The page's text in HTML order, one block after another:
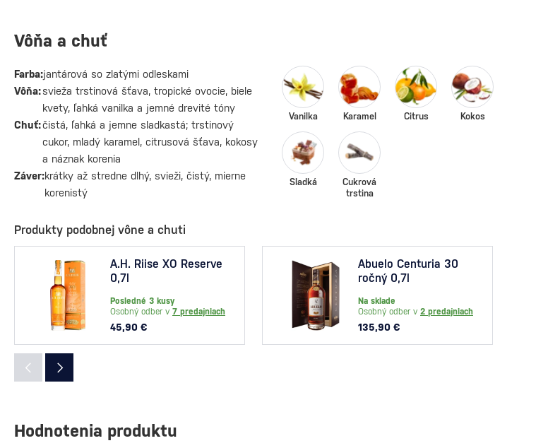
Vôňa a chuť
Farba:jantárová so zlatými odleskami
Vôňa:svieža trstinová šťava, tropické ovocie, biele
kvety, ľahká vanilka a jemné drevité tóny
Chuť:čistá, ľahká a jemne sladkastá; trstinový
cukor, mladý karamel, citrusová šťava, kokosy
a náznak korenia
Záver:krátky až stredne dlhý, svieži, čistý, mierne
korenistý
Vanilka Karamel Citrus Kokos
Sladká
Cukrová
trstina
Produkty podobnej vône a chuti
A.H. Riise XO Reserve
0,7l
Posledné 3 kusy
Osobný odber v 7 predajniach
45,90 €
Abuelo Centuria 30
ročný 0,7l
Na sklade
Osobný odber v 2 predajniach
135,90 €
Hodnotenia produktu